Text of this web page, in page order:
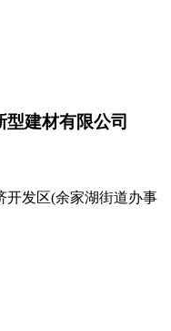
建材有限公司
发区(余家湖街道办事